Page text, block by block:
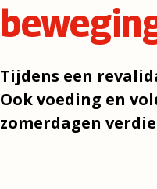
Tijdens een
Ook voeding en
zomerdagen